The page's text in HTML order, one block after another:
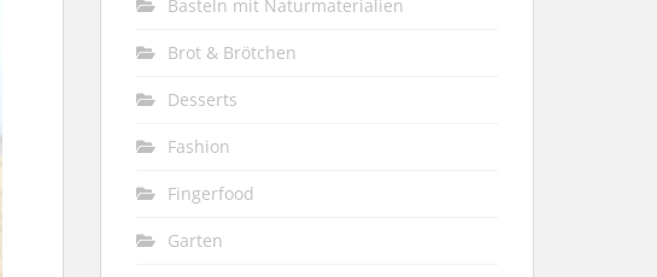
Basteln mit Naturmaterialien
Brot & Brötchen
Desserts
Fashion
Fingerfood
Garten